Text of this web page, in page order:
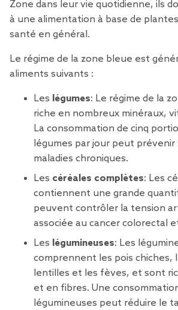
Zone dans leur vie quotidienne, ils
à une alimentation à base de
santé en général.
Le régime de la zone bleue est
aliments suivants :
Les légumes: Le régime de la
riche en nombreux minéraux,
La consommation de cinq
légumes par jour peut prévenir
maladies chroniques.
Les céréales complètes: Les
contiennent une grande
peuvent contrôler la tension
associée au cancer colorectal
Les légumineuses: Les
comprennent les pois chiches,
lentilles et les fèves, et sont
et en fibres. Une
légumineuses peut réduire le